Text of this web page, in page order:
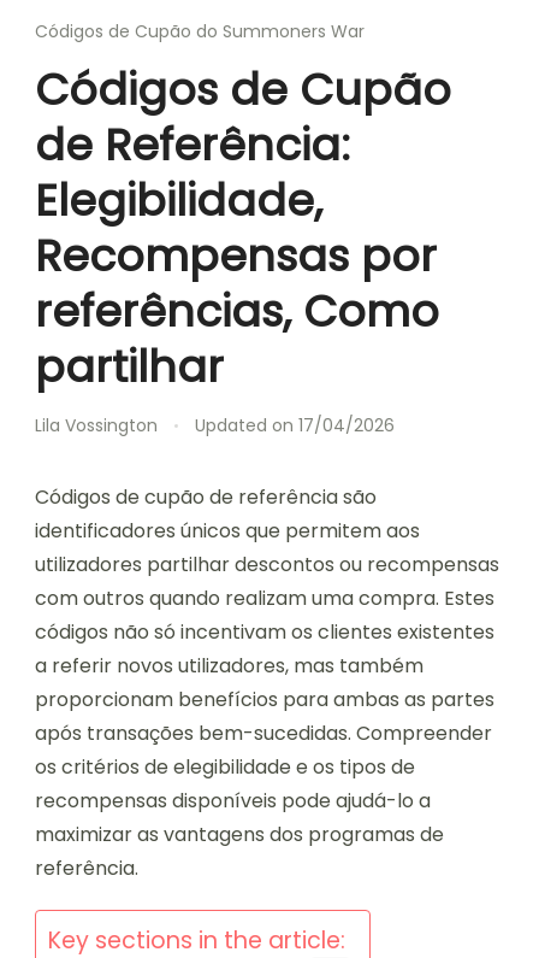
Códigos de Cupão do Summoners War
Códigos de Cupão
de Referência:
Elegibilidade,
Recompensas por
referências, Como
partilhar
Lila Vossington Updated on 17/04/2026
Códigos de cupão de referência são
identificadores únicos que permitem aos
utilizadores partilhar descontos ou recompensas
com outros quando realizam uma compra. Estes
códigos não só incentivam os clientes existentes
a referir novos utilizadores, mas também
proporcionam benefícios para ambas as partes
após transações bem-sucedidas. Compreender
os critérios de elegibilidade e os tipos de
recompensas disponíveis pode ajudá-lo a
maximizar as vantagens dos programas de
referência.
Key sections in the article: